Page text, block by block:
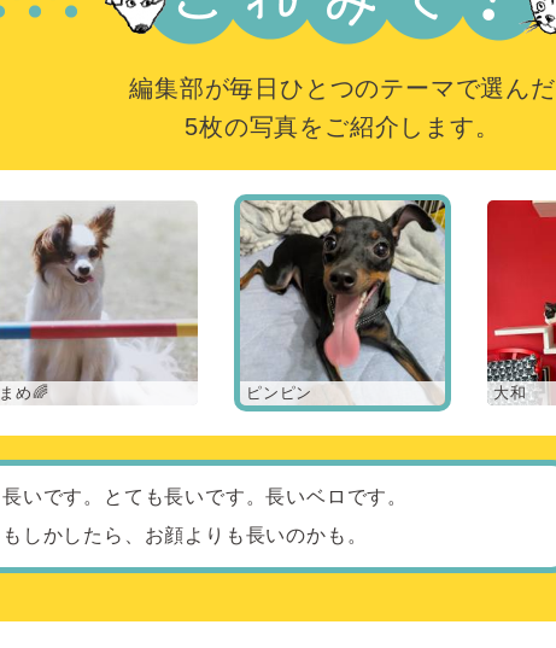
編集部が毎日ひとつのテーマで選んだ
5枚の写真をご紹介します。
まめ🌈 ピンピン 大和
長いです。とても長いです。長いベロです。
もしかしたら、お顔よりも長いのかも。